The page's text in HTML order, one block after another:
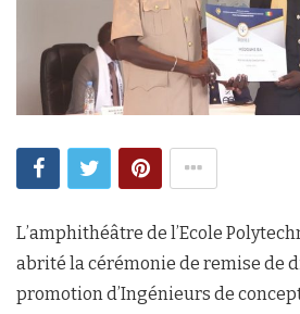
L’amphithéâtre de l’Ecole
abrité la cérémonie de remise de
promotion d’Ingénieurs de